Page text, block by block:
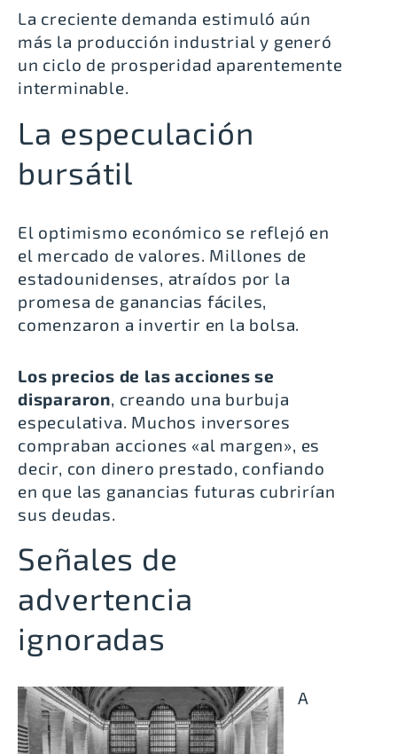
La creciente demanda estimuló aún
más la producción industrial y generó
un ciclo de prosperidad aparentemente
interminable.
La especulación
bursátil
El optimismo económico se reflejó en
el mercado de valores. Millones de
estadounidenses, atraídos por la
promesa de ganancias fáciles,
comenzaron a invertir en la bolsa.
Los precios de las acciones se
dispararon, creando una burbuja
especulativa. Muchos inversores
compraban acciones «al margen», es
decir, con dinero prestado, confiando
en que las ganancias futuras cubrirían
sus deudas.
Señales de
advertencia
ignoradas
A